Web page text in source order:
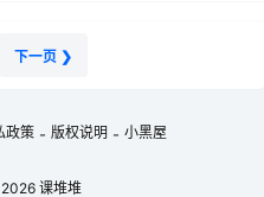
在趣味故事中培养友谊与正能量 以
于乐 故事目录涵盖丰富多样的主
下一页 ❯
政策 - 版权说明 - 小黑屋
课堆堆